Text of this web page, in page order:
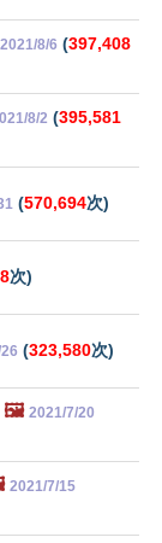
2021/8/6 (397,408
8/2 (395,581
(570,694次)
次)
(323,580次)
🖼️ 2021/7/20
2021/7/15